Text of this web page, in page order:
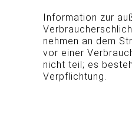
Information zur
nehmen an dem
vor einer
nicht teil; es
Verpflichtung.